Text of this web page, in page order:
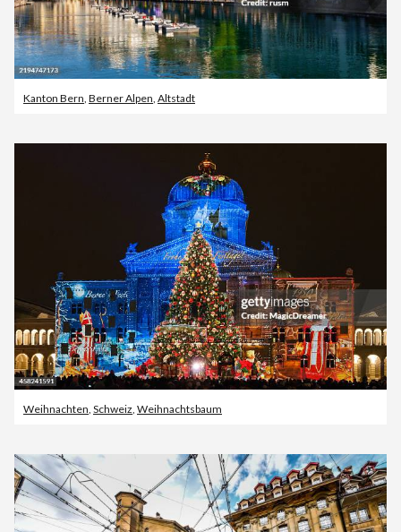
Kanton Bern Berner Alpen Altstadt
Weihnachten, Schweiz, Weihnachtsbaum